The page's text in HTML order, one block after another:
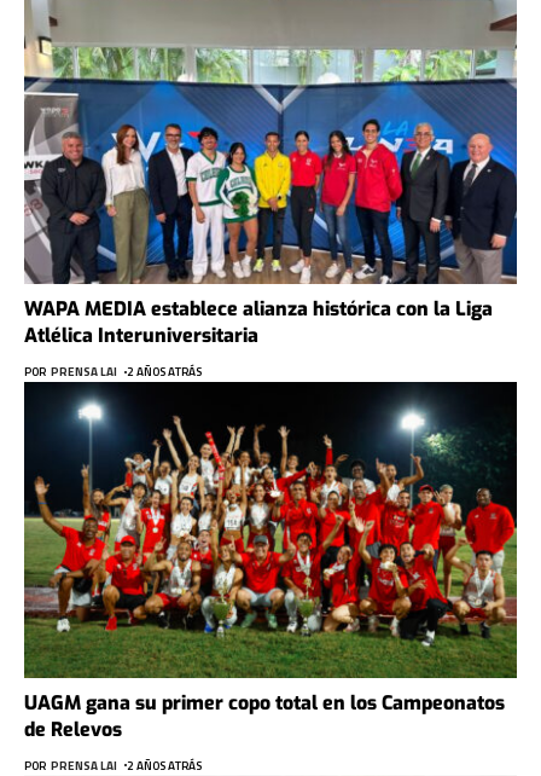
WAPA MEDIA establece alianza histórica con la Liga
Atlélica Interuniversitaria
POR PRENSA LAI 2 AÑOS ATRÁS
UAGM gana su primer copo total en los Campeonatos
de Relevos
POR PRENSA LAI 2 AÑOS ATRÁS